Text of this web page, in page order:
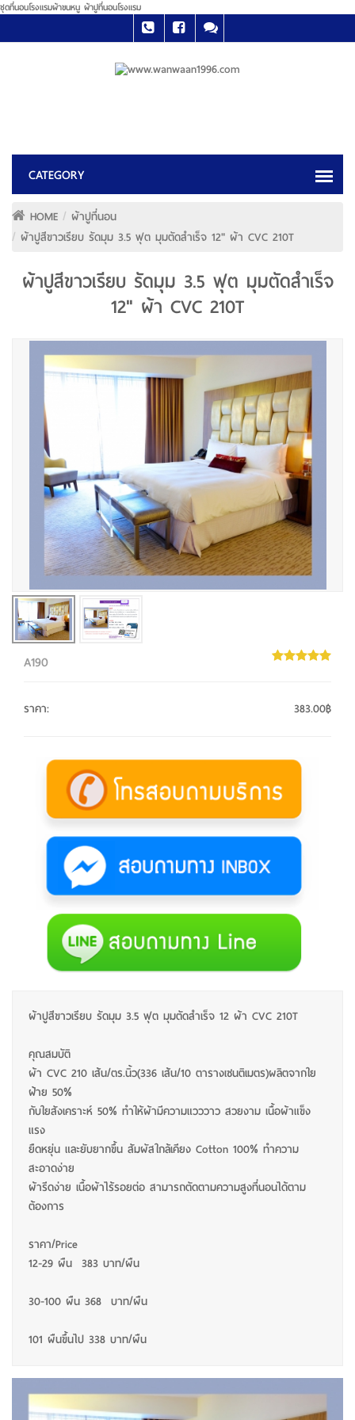
ชุดที่นอนโรงแรมผ้าขนหนู ผ้าปูที่นอนโรงแรม
HOME
ผ้าปูที่นอน
ผ้าปูสีขาวเรียบ รัดมุม 3.5 ฟุต มุมตัดสำเร็จ 12" ผ้า CVC 210T
ผ้าปูสีขาวเรียบ รัดมุม 3.5 ฟุต มุมตัดสำเร็จ
12" ผ้า CVC 210T
A190
ราคา: 383.00฿
ผ้าปูสีขาวเรียบ รัดมุม 3.5 ฟุต มุมตัดสำเร็จ 12 ผ้า CVC 210T
คุณสมบัติ
ผ้า CVC 210 เส้น/ตร.นิ้ว(336 เส้น/10 ตารางเซนติเมตร)ผลิตจากใย
ฝ้าย 50%
กับใยสังเคราะห์ 50% ทำให้ผ้ามีความแวววาว สวยงาม เนื้อผ้าแข็ง
แรง
ยืดหยุ่น และยับยากขึ้น สัมผัสใกล้เคียง Cotton 100% ทำความ
สะอาดง่าย
ผ้ารีดง่าย เนื้อผ้าไร้รอยต่อ สามารถตัดตามความสูงที่นอนได้ตาม
ต้องการ
ราคา/Price
12-29 ผืน 383 บาท/ผืน
30-100 ผืน 368 บาท/ผืน
101 ผืนขึ้นไป 338 บาท/ผืน